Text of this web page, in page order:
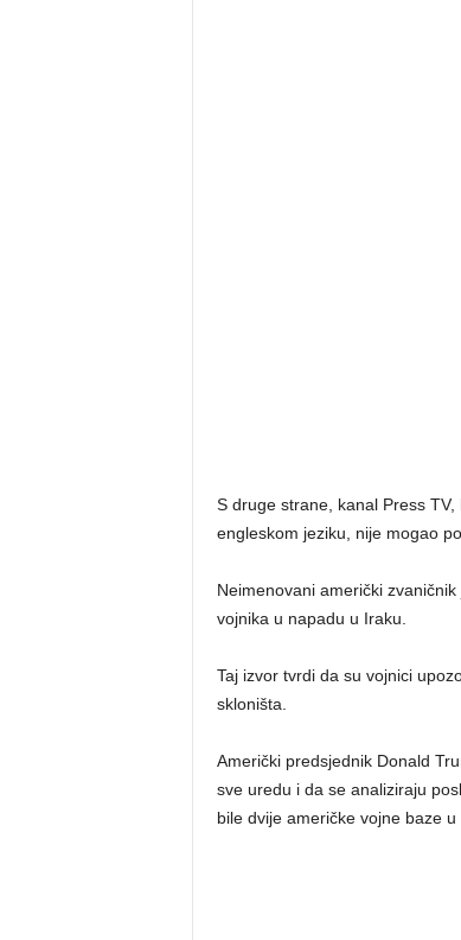
S druge strane, kanal Press
engleskom jeziku, nije mogao
Neimenovani američki
vojnika u napadu u Iraku.
Taj izvor tvrdi da su vojnici
skloništa.
Američki predsjednik Donald
sve uredu i da se analiziraju
bile dvije američke vojne baze u